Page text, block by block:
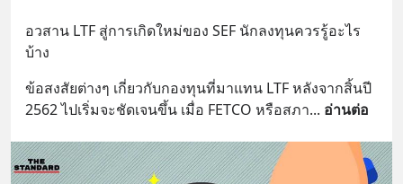
อวสาน LTF สู่การเกิดใหม่ของ SEF นักลงทุนควรรู้อะไร
บ้าง
ข้อสงสัยต่างๆ เกี่ยวกับกองทุนที่มาแทน LTF หลังจากสิ้นปี
2562 ไปเริ่มจะชัดเจนขึ้น เมื่อ FETCO หรือสภา... อ่านต่อ